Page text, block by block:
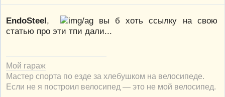
EndoSteel,
вы б хоть ссылку на свою
статью про эти тпи дали...
Мой гараж
Мастер спорта по езде за хлебушком на велосипеде.
Если не я построил велосипед — это не мой велосипед.